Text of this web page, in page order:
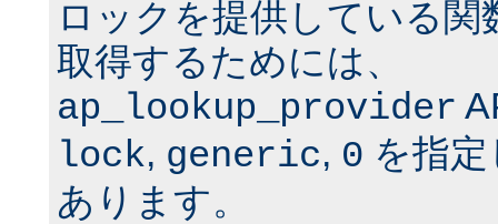
ロックを提供している
取得するためには、
ap_lookup_provider
lock, generic, 0 を指
あります。